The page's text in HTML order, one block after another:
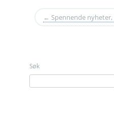
← Spennende
Søk